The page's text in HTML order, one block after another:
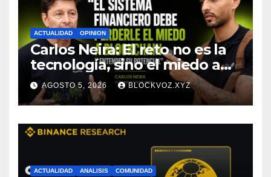
ACTUALIDAD OPINION
Carlos Neira: El reto no es la
tecnología, sino el miedo a
entenderla
AGOSTO 5, 2026 BLOCKVOZ.XYZ
ACTUALIDAD ANALISIS COMUNIDAD